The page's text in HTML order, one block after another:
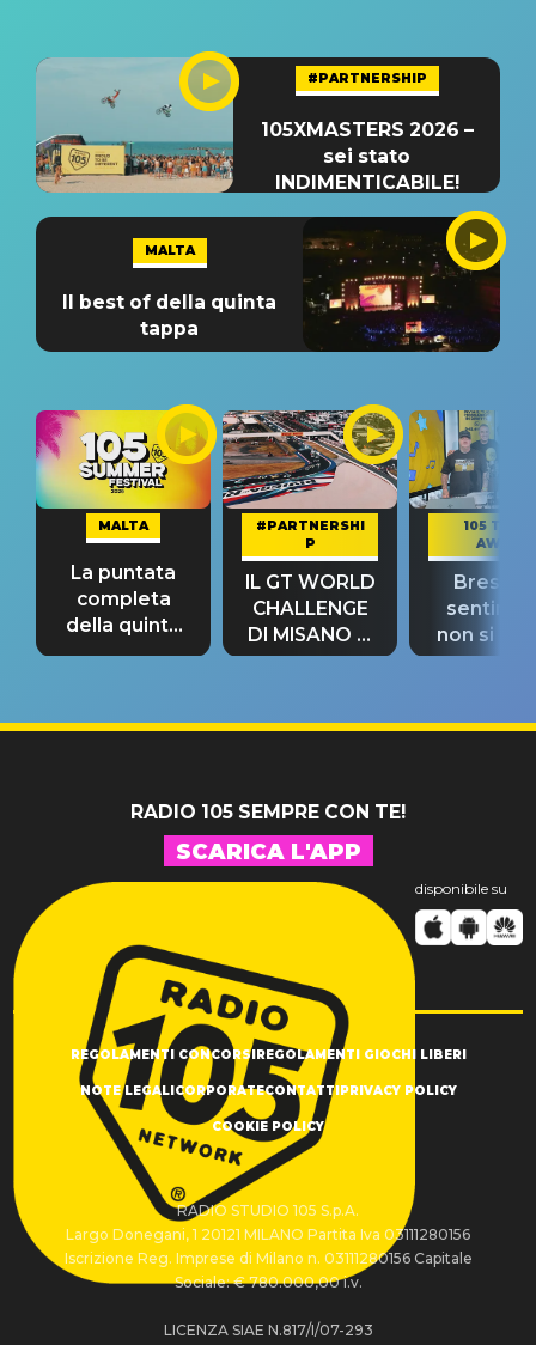
#PARTNERSHIP
105XMASTERS 2026 –
sei stato
INDIMENTICABILE!
MALTA
Il best of della quinta
tappa
MALTA
La puntata
completa
della quinta
tappa
#PARTNERSHI
P
IL GT WORLD
CHALLENGE
DI MISANO si
riconferma
105 TAKE
AWAY
Bresh:
non si
fino alla
RADIO 105 SEMPRE CON TE!
SCARICA L'APP
disponibile su
REGOLAMENTI CONCORSIREGOLAMENTI GIOCHI LIBERI
NOTE LEGALICORPORATECONTATTIPRIVACY POLICY
COOKIE POLICY
RADIO STUDIO 105 S.p.A.
Largo Donegani, 1 20121 MILANO Partita Iva 03111280156
Iscrizione Reg. Imprese di Milano n. 03111280156 Capitale
Sociale: € 780.000,00 i.v.
LICENZA SIAE N.817/I/07-293